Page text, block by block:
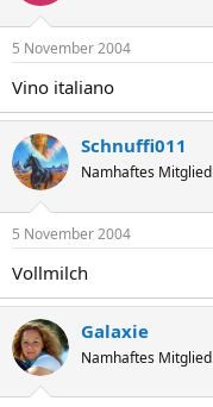
5 November 2004
Vino italiano
Schnuffi011
Namhaftes Mitglied
5 November 2004
Vollmilch
Galaxie
Namhaftes Mitglied